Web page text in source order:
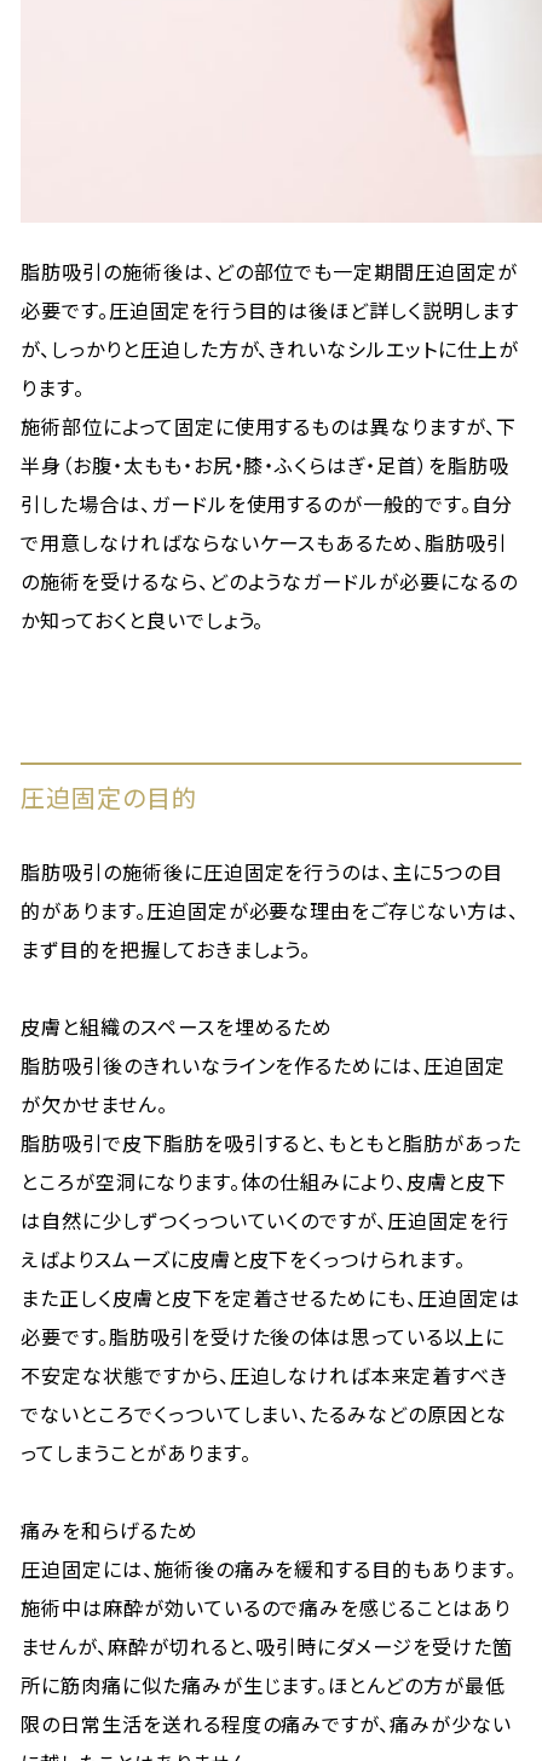
脂肪吸引の施術後は、どの部位でも一定期間圧迫固定が
必要です。圧迫固定を行う目的は後ほど詳しく説明します
が、しっかりと圧迫した方が、きれいなシルエットに仕上が
ります。
施術部位によって固定に使用するものは異なりますが、下
半身（お腹・太もも・お尻・膝・ふくらはぎ・足首）を脂肪吸
引した場合は、ガードルを使用するのが一般的です。自分
で用意しなければならないケースもあるため、脂肪吸引
の施術を受けるなら、どのようなガードルが必要になるの
か知っておくと良いでしょう。
圧迫固定の目的
脂肪吸引の施術後に圧迫固定を行うのは、主に5つの目
的があります。圧迫固定が必要な理由をご存じない方は、
まず目的を把握しておきましょう。
皮膚と組織のスペースを埋めるため
脂肪吸引後のきれいなラインを作るためには、圧迫固定
が欠かせません。
脂肪吸引で皮下脂肪を吸引すると、もともと脂肪があった
ところが空洞になります。体の仕組みにより、皮膚と皮下
は自然に少しずつくっついていくのですが、圧迫固定を行
えばよりスムーズに皮膚と皮下をくっつけられます。
また正しく皮膚と皮下を定着させるためにも、圧迫固定は
必要です。脂肪吸引を受けた後の体は思っている以上に
不安定な状態ですから、圧迫しなければ本来定着すべき
でないところでくっついてしまい、たるみなどの原因とな
ってしまうことがあります。
痛みを和らげるため
圧迫固定には、施術後の痛みを緩和する目的もあります。
施術中は麻酔が効いているので痛みを感じることはあり
ませんが、麻酔が切れると、吸引時にダメージを受けた箇
所に筋肉痛に似た痛みが生じます。ほとんどの方が最低
限の日常生活を送れる程度の痛みですが、痛みが少ない